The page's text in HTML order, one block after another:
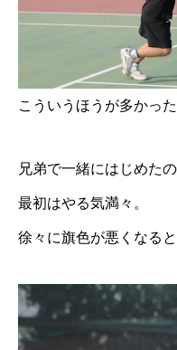
こういうほうが多かった
兄弟で一緒にはじめた
最初はやる気満々。
徐々に旗色が悪くなると